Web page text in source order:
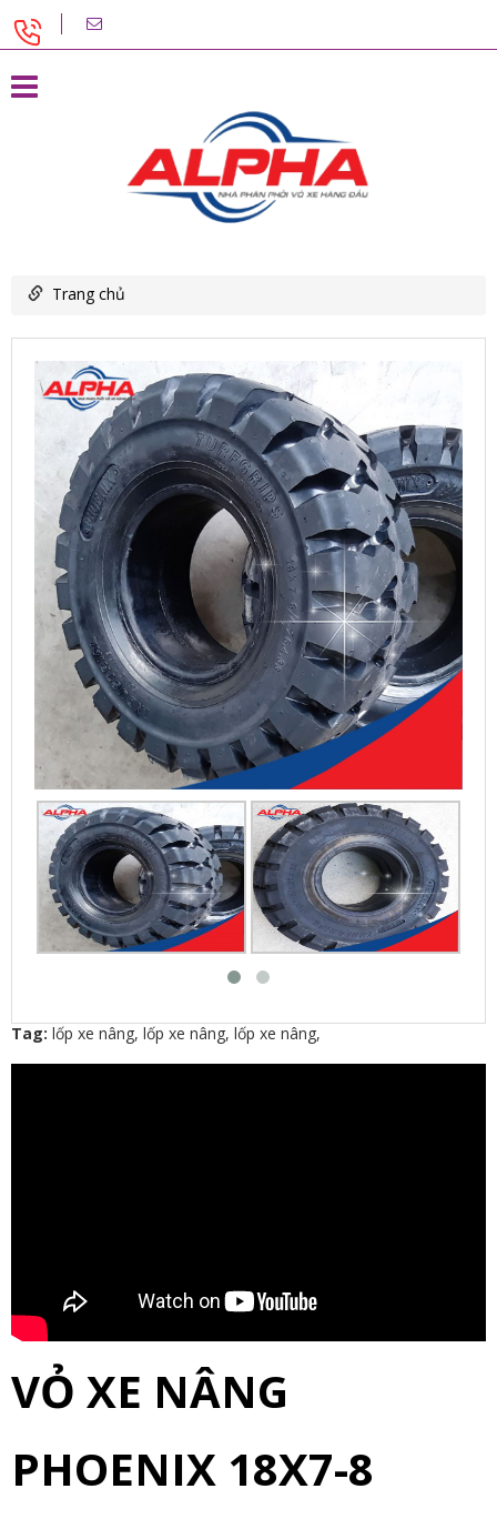
Trang chủ
Tag: lốp xe nâng, lốp xe nâng, lốp xe nâng,
VỎ XE NÂNG
PHOENIX 18X7-8